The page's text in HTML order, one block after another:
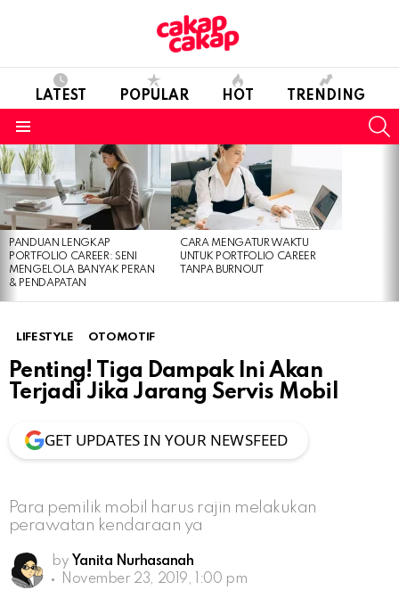
LATEST POPULAR HOT TRENDING
LATEST
STORIES
PANDUAN LENGKAP
PORTFOLIO CAREER: SENI
MENGELOLA BANYAK PERAN
& PENDAPATAN
CARA MENGATUR WAKTU
UNTUK PORTFOLIO CAREER
TANPA BURNOUT
LIFESTYLE OTOMOTIF
Penting! Tiga Dampak Ini Akan
Terjadi Jika Jarang Servis Mobil
GET UPDATES IN YOUR NEWSFEED
Para pemilik mobil harus rajin melakukan
perawatan kendaraan ya
by Yanita Nurhasanah
November 23, 2019, 1:00 pm